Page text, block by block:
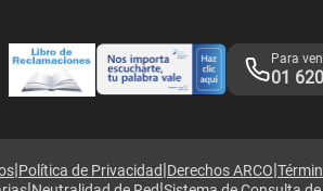
Para
01
|Política de Privacidad|Derechos ARCO|